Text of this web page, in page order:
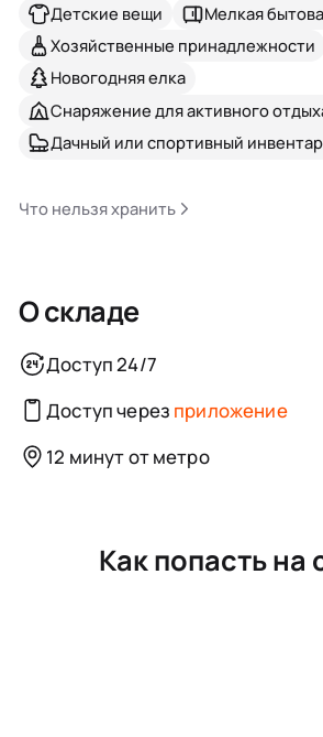
Детские вещи
Мелкая
Хозяйственные принадлежности
Новогодняя елка
Снаряжение для активного
Дачный или спортивный
Что нельзя хранить
О складе
Доступ 24/7
Доступ через приложение
12 минут от метро
Как попасть на